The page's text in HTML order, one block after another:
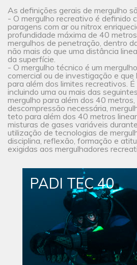
As definições gerais de mergulho
- O mergulho recreativo é definido
paragens com ar ou nitrox
profundidade máxima de 40
mergulhos de penetração, dentro
não mais do que uma distância
da superfície.
- O mergulho técnico é um
comercial ou de investigação e
para além dos limites recreativos.
incluindo uma ou mais das
mergulho para além dos 40 metros,
descompressão necessária,
teto para além dos 40 metros
misturas de gases variáveis
utilização de tecnologias de
disciplina, reflexão, formação e
exigidas aos mergulhadores
PADI TEC 40